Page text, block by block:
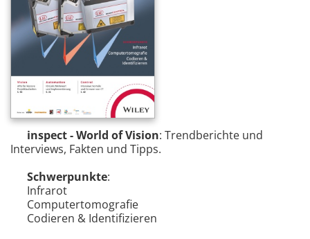
inspect - World of Vision: Trendberichte und
Interviews, Fakten und Tipps.
Schwerpunkte:
Infrarot
Computertomografie
Codieren & Identifizieren